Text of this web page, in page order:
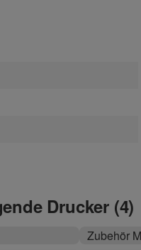
Drucker (4)
Zubehör